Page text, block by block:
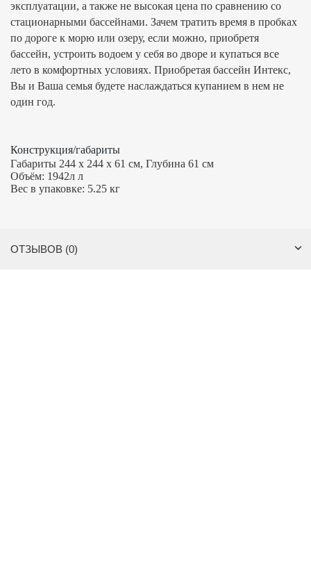
эксплуатации, а также не высокая цена по сравнению со
стационарными бассейнами. Зачем тратить время в пробках
по дороге к морю или озеру, если можно, приобретя
бассейн, устроить водоем у себя во дворе и купаться все
лето в комфортных условиях. Приобретая бассейн Интекс,
Вы и Ваша семья будете наслаждаться купанием в нем не
один год.
Конструкция/габариты
Габариты 244 х 244 х 61 см, Глубина 61 см
Объём: 1942л л
Вес в упаковке: 5.25 кг
ОТЗЫВОВ (0)